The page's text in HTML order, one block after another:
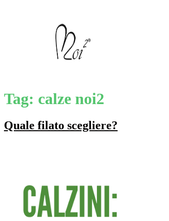
Tag: calze noi2
Quale filato scegliere?